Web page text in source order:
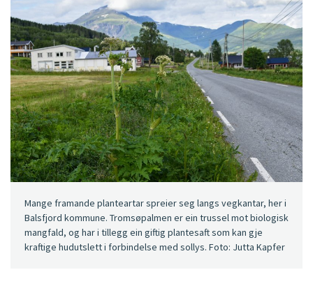
Mange framande planteartar spreier seg langs vegkantar, her i
Balsfjord kommune. Tromsøpalmen er ein trussel mot biologisk
mangfald, og har i tillegg ein giftig plantesaft som kan gje
kraftige hudutslett i forbindelse med sollys. Foto: Jutta Kapfer